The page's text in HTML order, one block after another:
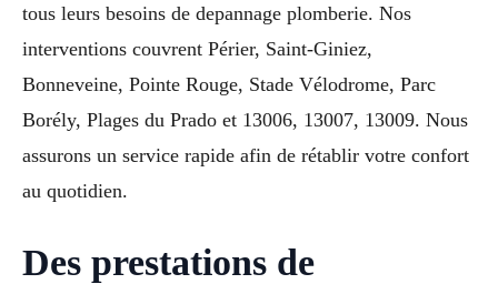
tous leurs besoins de depannage plomberie. Nos
interventions couvrent Périer, Saint-Giniez,
Bonneveine, Pointe Rouge, Stade Vélodrome, Parc
Borély, Plages du Prado et 13006, 13007, 13009. Nous
assurons un service rapide afin de rétablir votre confort
au quotidien.
Des prestations de